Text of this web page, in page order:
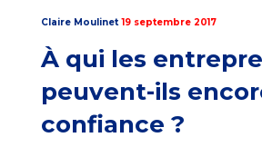
Claire Moulinet 19 septembre 2017
À qui les
peuvent-ils
confiance ?